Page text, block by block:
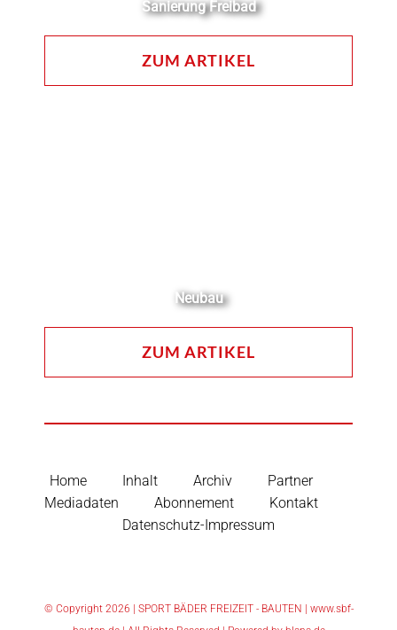
Sanierung Freibad
ZUM ARTIKEL
Neubau
ZUM ARTIKEL
Home Inhalt Archiv
Partner
Mediadaten
Abonnement
Kontakt
Datenschutz-Impressum
© Copyright 2026 | SPORT BÄDER FREIZEIT - BAUTEN | www.sbf-